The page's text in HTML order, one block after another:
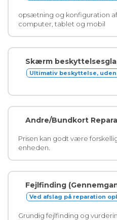
opsætning og konfiguration
computer, tablet og mobil
Ultimativ beskyttelse,
Andre/Bundkort
Prisen kan godt være
enheden.
Ved afslag på reparation
Grundig fejlfinding og